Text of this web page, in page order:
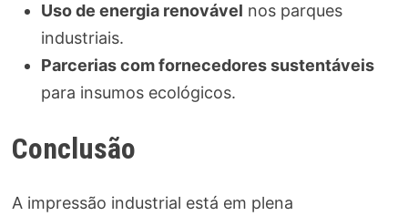
Uso de energia renovável nos parques
industriais.
Parcerias com fornecedores sustentáveis
para insumos ecológicos.
Conclusão
A impressão industrial está em plena